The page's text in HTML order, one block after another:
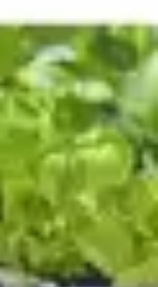
Installation et